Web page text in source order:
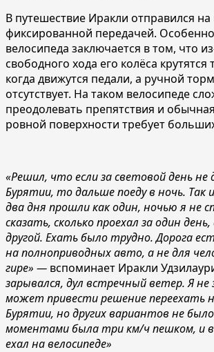
В путешествие Иракли отправился на
фиксированной передачей.
велосипеда заключается в том, что
свободного хода его колёса крутятся
когда движутся педали, а ручной
отсутствует. На таком велосипеде
преодолевать препятствия и
ровной поверхности требует
«Решил, что если за световой день не
Бурятии, то дальше поеду в ночь. Так
два дня прошли как один, ночью я не
сказать, сколько проехал за один день,
другой. Ехать было трудно. Дорога
на полноприводных авто, а не для
гире» — вспоминает Иракли
зарывался, дул встречный ветер. Я не
может привести решение переехать
Бурятии, но других вариантов не
моментами была три км/ч пешком, и
ехал на велосипеде»